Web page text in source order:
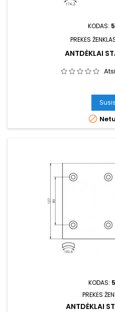
KODAS:
PREKĖS
ANTDĖKLAI

KODAS:
PREKĖS
ANTDĖKLAI